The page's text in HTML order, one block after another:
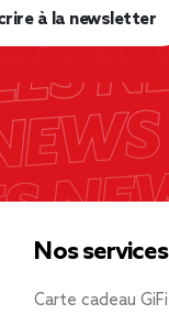
à la newsletter
Nos services
Carte cadeau GiFi